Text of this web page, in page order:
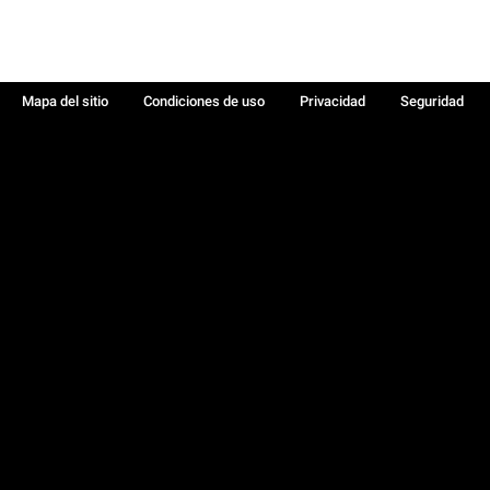
Mapa del sitio Condiciones de uso Privacidad
Seguridad